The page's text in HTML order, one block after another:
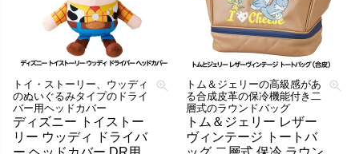
トイ・ストーリー、ウッディ
のぬいぐるみタイプのドライ
バー用ヘッドカバー
ディズニー トイストー
リー ウッディ ドライバ
トム＆ジェリーの高級感があ
る合成皮革の保冷機能付き二
層式のラウンドバッグ
トム＆ジェリー レザー
ヴィンテージ トートバ